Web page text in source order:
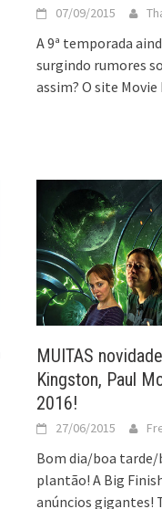
07/09/2015
A 9ª temporada
surgindo rumores
assim? O site
MUITAS
Kingston, Paul
2016!
27/06/2015
Bom dia/boa
plantão! A Big
anúncios gigantes!